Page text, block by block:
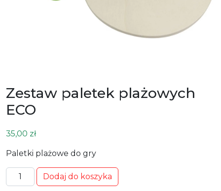
Zestaw paletek plażowych
ECO
35,00 zł
Paletki plażowe do gry
ilość Zestaw paletek plażowych ECO
Dodaj do koszyka